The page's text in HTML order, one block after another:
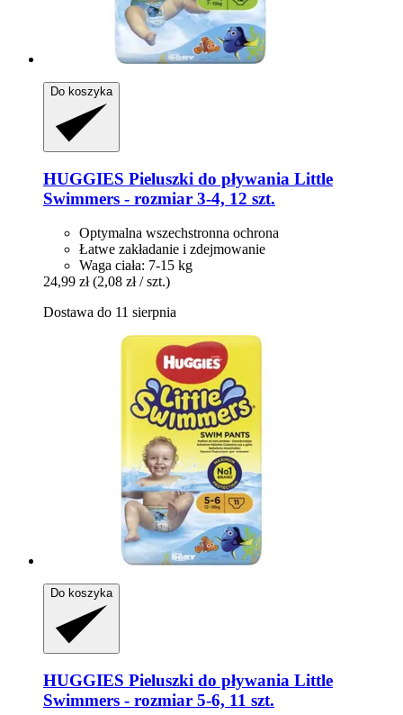
Do koszyka
HUGGIES Pieluszki do pływania Little
Swimmers -​ rozmiar 3-​4, 12 szt.
Optymalna wszechstronna ochrona
Łatwe zakładanie i zdejmowanie
Waga ciała: 7-15 kg
24,99 zł (2,08 zł / szt.)
Dostawa do 11 sierpnia
Do koszyka
HUGGIES Pieluszki do pływania Little
Swimmers -​ rozmiar 5-​6, 11 szt.